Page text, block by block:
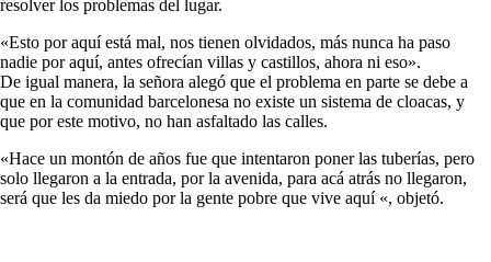
resolver los problemas del lugar.
«Esto por aquí está mal, nos tienen olvidados, más nunca ha paso
nadie por aquí, antes ofrecían villas y castillos, ahora ni eso».
De igual manera, la señora alegó que el problema en parte se debe a
que en la comunidad barcelonesa no existe un sistema de cloacas, y
que por este motivo, no han asfaltado las calles.
«Hace un montón de años fue que intentaron poner las tuberías, pero
solo llegaron a la entrada, por la avenida, para acá atrás no llegaron,
será que les da miedo por la gente pobre que vive aquí «, objetó.